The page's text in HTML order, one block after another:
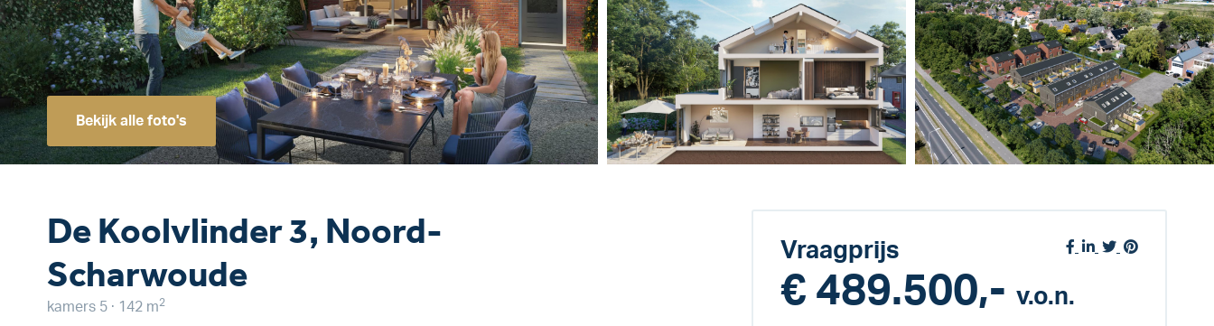
Bekijk alle foto's
De Koolvlinder 3, Noord-
Scharwoude
kamers 5 · 142 m2
Vraagprijs
€ 489.500,- v.o.n.